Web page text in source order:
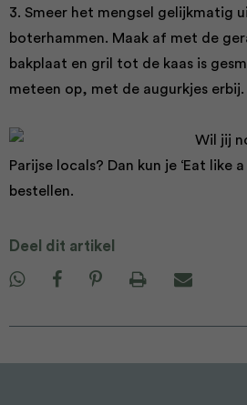
3. Smeer het mengsel gelijkmatig
boterhammen. Maak af met de
bakplaat en gril tot de kaas is
meteen op, met de augurkjes erbij.
Wil jij
Parijse locals? Dan kun je ‘Eat like
bestellen.
Deel dit artikel